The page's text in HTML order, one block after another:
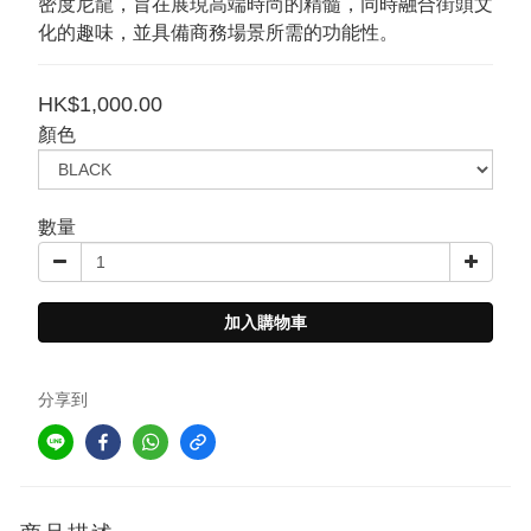
密度尼龍，旨在展現高端時尚的精髓，同時融合街頭文
化的趣味，並具備商務場景所需的功能性。
HK$1,000.00
顏色
數量
加入購物車
分享到